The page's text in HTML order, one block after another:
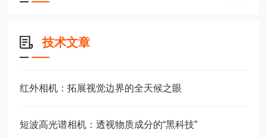
技术文章
红外相机：拓展视觉边界的全天候之眼
短波高光谱相机：透视物质成分的“黑科技”